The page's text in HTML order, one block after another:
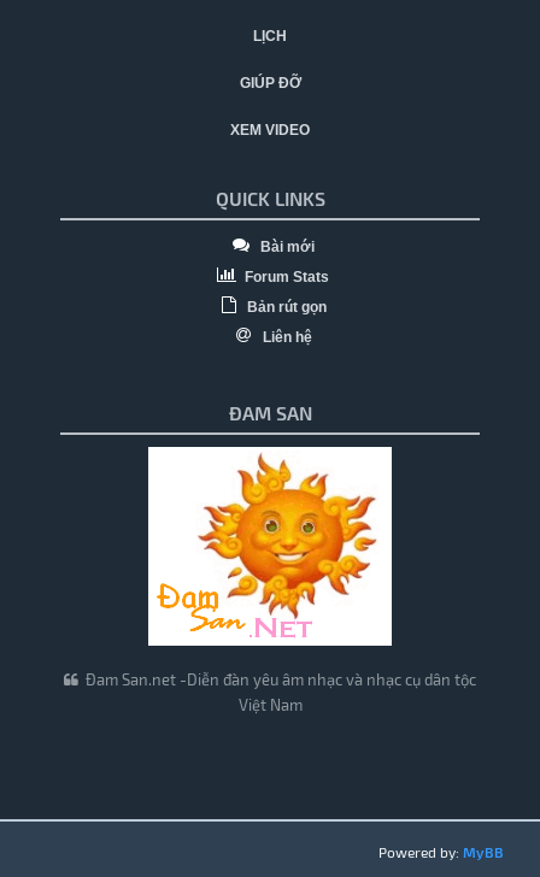
LỊCH
GIÚP ĐỠ
XEM VIDEO
QUICK LINKS
Bài mới
Forum Stats
Bản rút gọn
Liên hệ
ĐAM SAN
Đam San.net -Diễn đàn yêu âm nhạc và nhạc cụ dân tộc
Việt Nam
Powered by: MyBB